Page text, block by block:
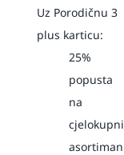
Uz Porodičnu 3
plus karticu:
25%
popusta
na
cjelokupni
asortiman